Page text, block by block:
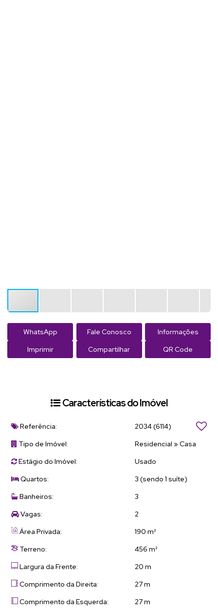
WhatsApp Fale Conosco
Informações
Imprimir
Compartilhar QR Code
Características do Imóvel
Referência: 2034(6114)
Tipo de Imóvel:
Residencial » Casa
Estágio do Imóvel:
Usado
Quartos:
3 (sendo 1 suíte)
Banheiros:
3
Vagas:
2
Área Privada:
190 m²
Terreno:
456 m²
Largura da Frente:
20 m
Comprimento da Direita:
27 m
Comprimento da Esquerda:
27 m